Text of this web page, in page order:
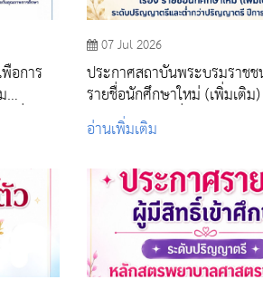
อการ
อการ
ที่ 4
07 Jul 2026
ประกาศสถาบันพระบรมราชช
รายชื่อนักศึกษาใหม่ (เพิ่มเติม
ปริญญาตรีและต่ำกว่าปริญญาต
ศึกษา 2569 รอบที่ 4 รับตรงอิส
อ่านเพิ่มเติม